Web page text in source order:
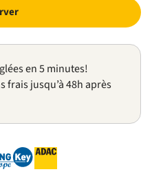
en 5 minutes!
frais jusqu’à 48h après